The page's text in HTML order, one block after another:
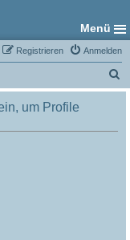
Menü
Anmelden
Registrieren
u
um Profile